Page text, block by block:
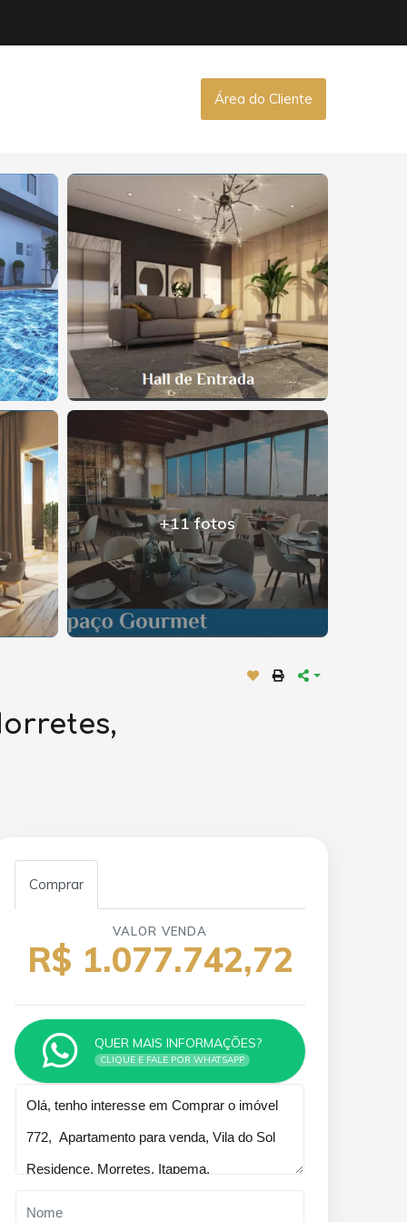
Área do Cliente
+11 fotos
Comprar
VALOR VENDA
R$ 1.077.742,72
QUER MAIS INFORMAÇÕES?
CLIQUE E FALE POR WHATSAPP
você?